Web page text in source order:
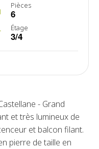
Pièces
6
Étage
3/4
- Grand
et très lumineux de
et balcon filant.
pierre de taille en